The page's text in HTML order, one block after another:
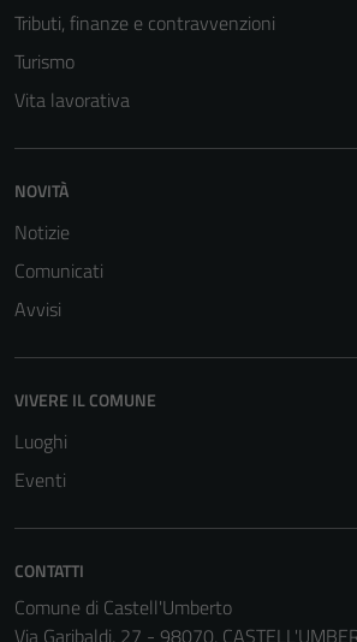
Tributi, finanze e contravvenzioni
Turismo
Vita lavorativa
NOVITÀ
Notizie
Comunicati
Avvisi
VIVERE IL COMUNE
Luoghi
Eventi
CONTATTI
Comune di Castell'Umberto
Via Garibaldi, 27 - 98070,
per il